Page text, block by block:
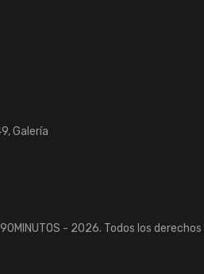
Galería
- 2026. Todos los